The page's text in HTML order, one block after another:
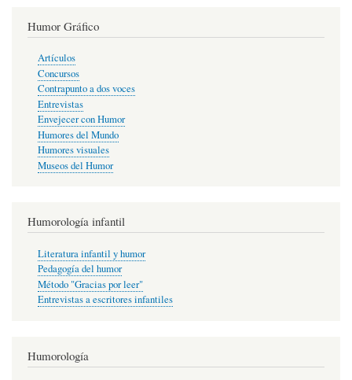
Humor Gráfico
Artículos
Concursos
Contrapunto a dos voces
Entrevistas
Envejecer con Humor
Humores del Mundo
Humores visuales
Museos del Humor
Humorología infantil
Literatura infantil y humor
Pedagogía del humor
Método "Gracias por leer"
Entrevistas a escritores infantiles
Humorología